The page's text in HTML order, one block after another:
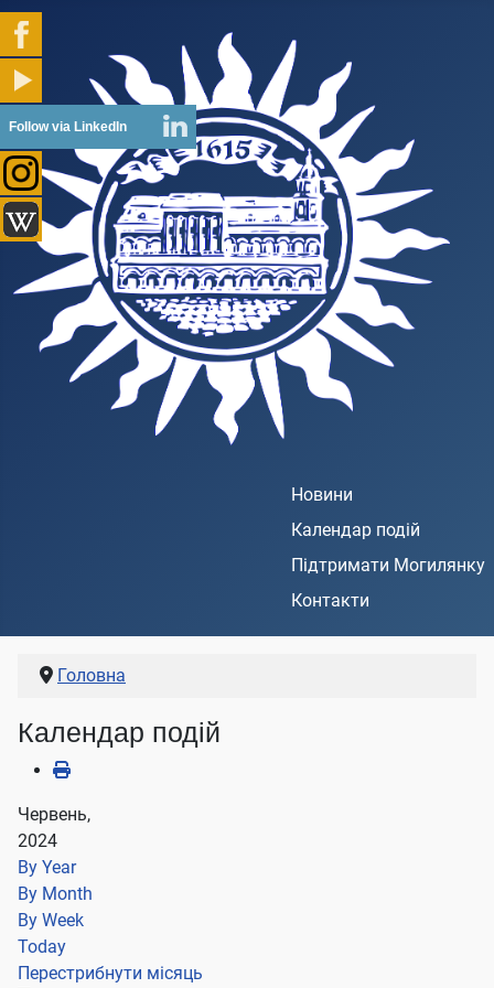
Follow via LinkedIn
Новини
Календар подій
Підтримати Могилянку
Контакти
Головна
Календар подій
Червень,
2024
By Year
By Month
By Week
Today
Перестрибнути місяць